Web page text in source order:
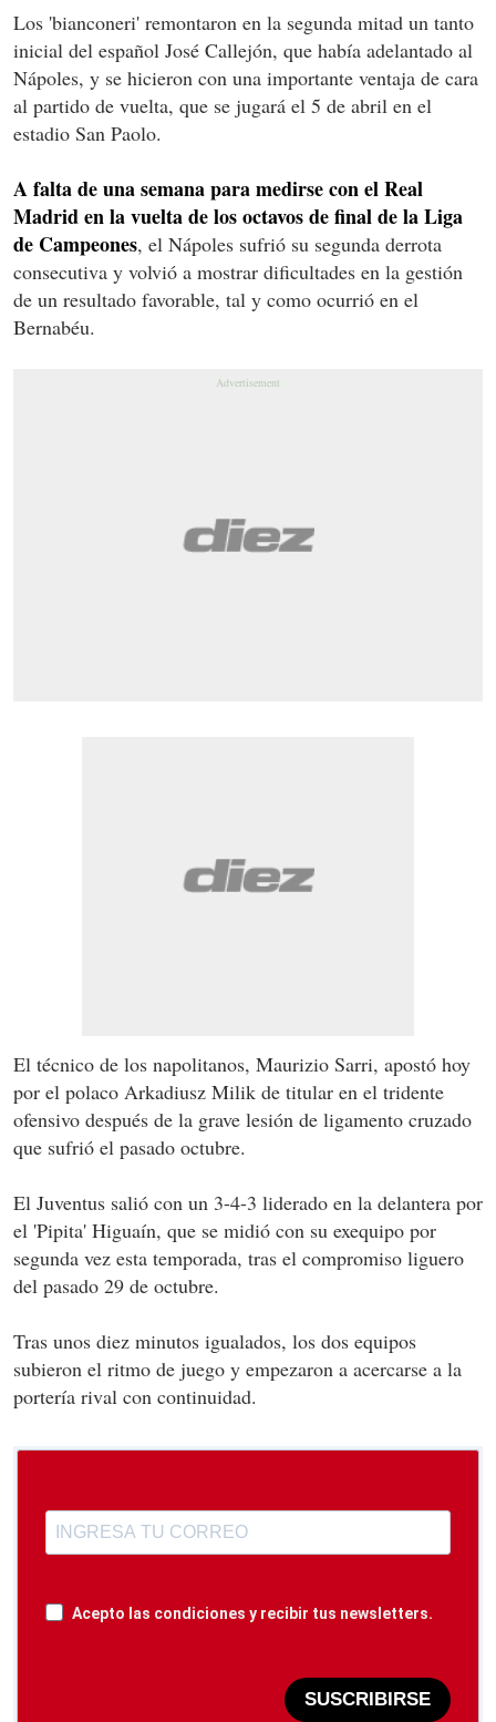
Los 'bianconeri' remontaron en la segunda mitad un tanto
inicial del español José Callejón, que había adelantado al
Nápoles, y se hicieron con una importante ventaja de cara
al partido de vuelta, que se jugará el 5 de abril en el
estadio San Paolo.
A falta de una semana para medirse con el Real
Madrid en la vuelta de los octavos de final de la Liga
de Campeones, el Nápoles sufrió su segunda derrota
consecutiva y volvió a mostrar dificultades en la gestión
de un resultado favorable, tal y como ocurrió en el
Bernabéu.
El técnico de los napolitanos, Maurizio Sarri, apostó hoy
por el polaco Arkadiusz Milik de titular en el tridente
ofensivo después de la grave lesión de ligamento cruzado
que sufrió el pasado octubre.
El Juventus salió con un 3-4-3 liderado en la delantera por
el 'Pipita' Higuaín, que se midió con su exequipo por
segunda vez esta temporada, tras el compromiso liguero
del pasado 29 de octubre.
Tras unos diez minutos igualados, los dos equipos
subieron el ritmo de juego y empezaron a acercarse a la
portería rival con continuidad.
Acepto las condiciones y recibir tus newsletters.
SUSCRIBIRSE